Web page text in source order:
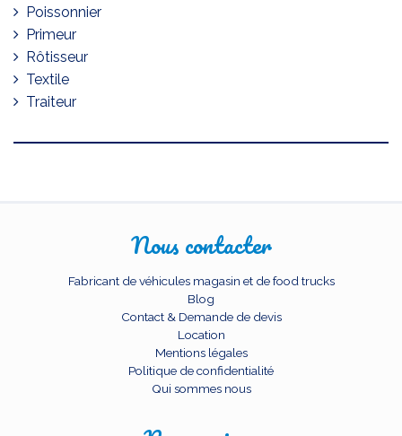
Poissonnier
Primeur
Rôtisseur
Textile
Traiteur
Nous contacter
Fabricant de véhicules magasin et de food trucks
Blog
Contact & Demande de devis
Location
Mentions légales
Politique de confidentialité
Qui sommes nous